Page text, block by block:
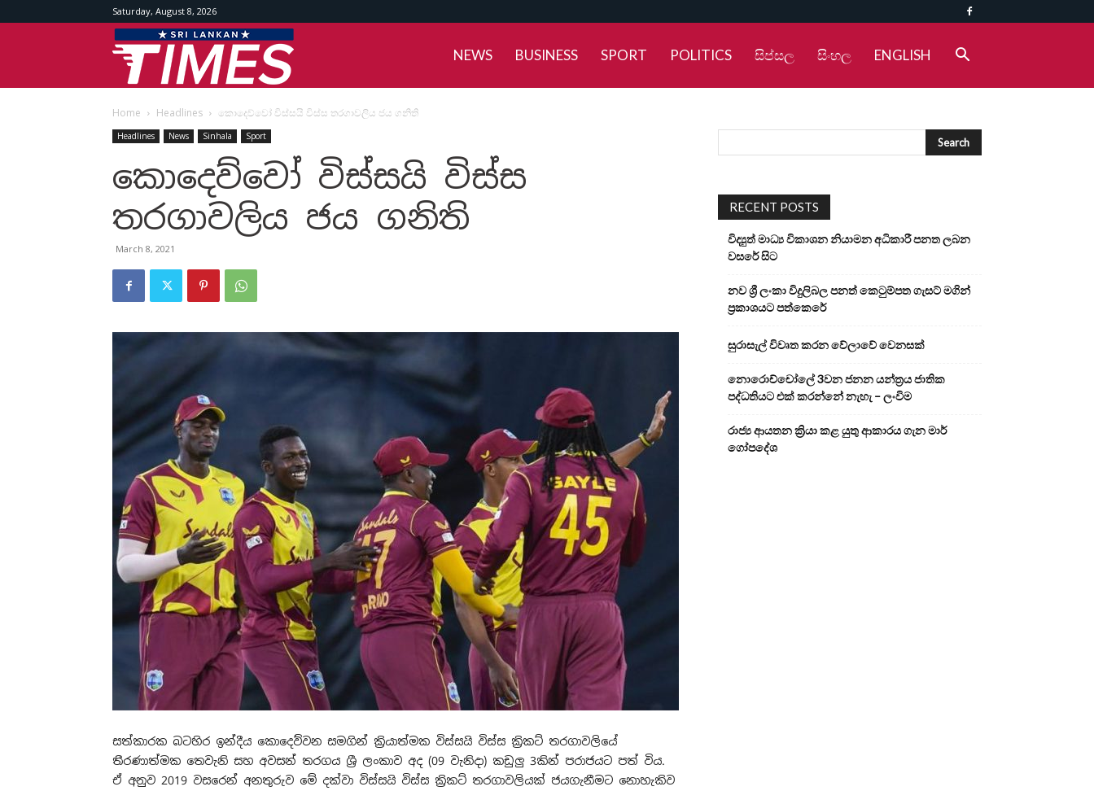
Saturday, August 8, 2026
Srilankan
Times
NEWS BUSINESS SPORT POLITICS සිප්සල සිංහල ENGLISH
Home Headlines කොදෙව්වෝ විස්සයි විස්ස තරගාවලිය ජය ගනිති
Headlines News Sinhala Sport
කොදෙව්වෝ විස්සයි විස්ස
තරගාවලිය ජය ගනිති
March 8, 2021
සත්කාරක බටහිර ඉන්දීය කොදෙව්වන සමගින් ක්‍රියාත්මක විස්සයි විස්ස ක්‍රිකට් තරගාවලියේ
තීරණාත්මක තෙවැනි සහ අවසන් තරගය ශ්‍රී ලංකාව අද (09 වැනිදා) කඩුලු 3කින් පරාජයට පත් විය.
ඒ අනුව 2019 වසරෙන් අනතුරුව මේ දක්වා විස්සයි විස්ස ක්‍රිකට් තරගාවලියක් ජයගැනීමට නොහැකිව
RECENT POSTS
විද්‍යුත් මාධ්‍ය විකාශන නියාමන අධිකාරී පනත ලබන
වසරේ සිට
නව ශ්‍රී ලංකා විදුලිබල පනත් කෙටුම්පත ගැසට් මගින්
ප්‍රකාශයට පත්කෙරේ
සුරාසැල් විවෘත කරන වේලාවේ වෙනසක්
නොරොච්චෝලේ 3වන ජනන යන්ත්‍රය ජාතික
පද්ධතියට එක් කරන්නේ නැහැ – ලංවිම
රාජ්‍ය ආයතන ක්‍රියා කළ යුතු ආකාරය ගැන මාර්
ගෝපදේශ